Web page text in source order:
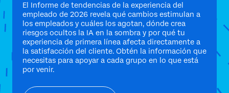
El Informe de tendencias de la experiencia del
empleado de 2026 revela qué cambios estimulan a
los empleados y cuáles los agotan, dónde crea
riesgos ocultos la IA en la sombra y por qué tu
experiencia de primera línea afecta directamente a
la satisfacción del cliente. Obtén la información que
necesitas para apoyar a cada grupo en lo que está
por venir.